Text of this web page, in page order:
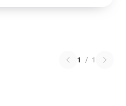
1 / 1